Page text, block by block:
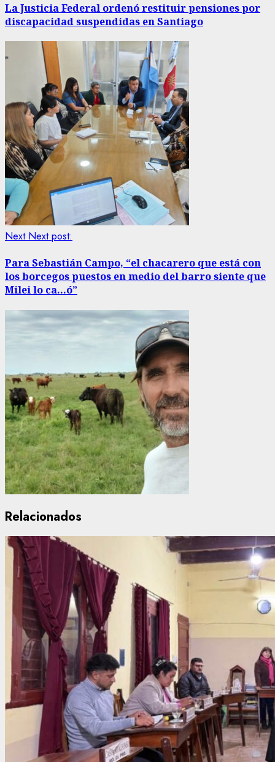
La Justicia Federal ordenó restituir pensiones por
discapacidad suspendidas en Santiago
Next Next post:
Para Sebastián Campo, “el chacarero que está con
los borcegos puestos en medio del barro siente que
Milei lo ca…ó”
Relacionados